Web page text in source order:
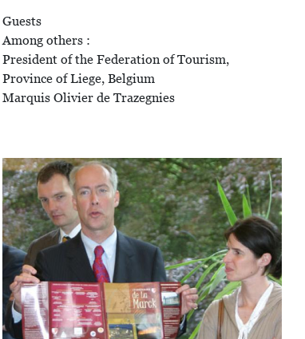
Guests
Among others :
President of the Federation of Tourism,
Province of Liege, Belgium
Marquis Olivier de Trazegnies
Image